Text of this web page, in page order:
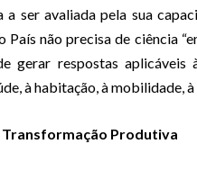
a ser avaliada pela sua
não precisa de ciência
gerar respostas
à habitação, à mobilidade,
Transformação Produtiva